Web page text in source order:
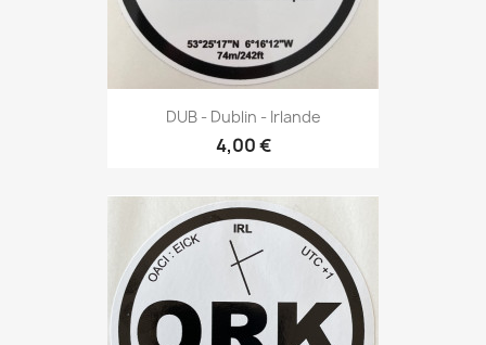
DUB - Dublin - Irlande
4,00 €